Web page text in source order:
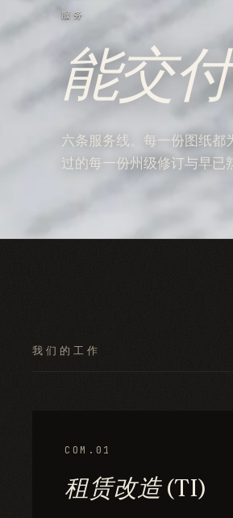
服务
能交
六条服务线。每一份图纸
过的每一份州级修订与早已
我们的工作
COM.01
租赁改造 (TI)